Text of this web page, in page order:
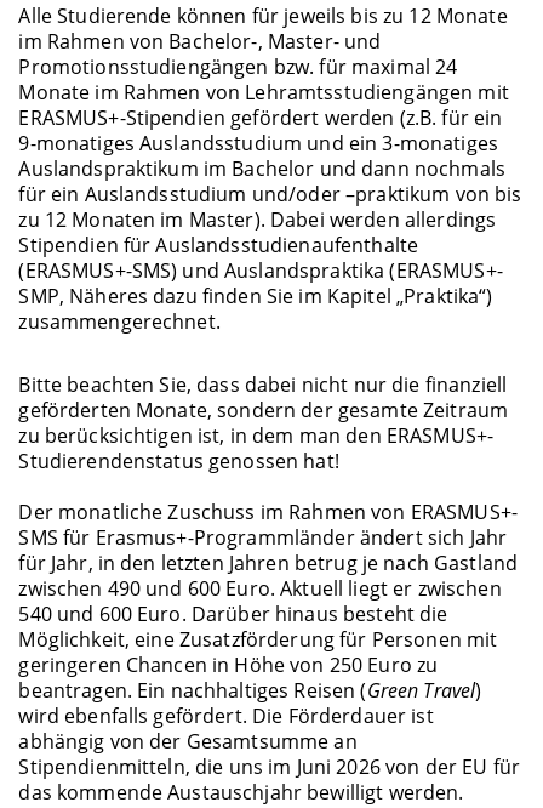
Alle Studierende können für jeweils bis zu 12 Monate
im Rahmen von Bachelor-, Master- und
Promotionsstudiengängen bzw. für maximal 24
Monate im Rahmen von Lehramtsstudiengängen mit
ERASMUS+-Stipendien gefördert werden (z.B. für ein
9-monatiges Auslandsstudium und ein 3-monatiges
Auslandspraktikum im Bachelor und dann nochmals
für ein Auslandsstudium und/oder –praktikum von bis
zu 12 Monaten im Master). Dabei werden allerdings
Stipendien für Auslandsstudienaufenthalte
(ERASMUS+-SMS) und Auslandspraktika (ERASMUS+-
SMP, Näheres dazu finden Sie im Kapitel „Praktika“)
zusammengerechnet.
Bitte beachten Sie, dass dabei nicht nur die finanziell
geförderten Monate, sondern der gesamte Zeitraum
zu berücksichtigen ist, in dem man den ERASMUS+-
Studierendenstatus genossen hat!
Der monatliche Zuschuss im Rahmen von ERASMUS+-
SMS für Erasmus+-Programmländer ändert sich Jahr
für Jahr, in den letzten Jahren betrug je nach Gastland
zwischen 490 und 600 Euro. Aktuell liegt er zwischen
540 und 600 Euro. Darüber hinaus besteht die
Möglichkeit, eine Zusatzförderung für Personen mit
geringeren Chancen in Höhe von 250 Euro zu
beantragen. Ein nachhaltiges Reisen (Green Travel)
wird ebenfalls gefördert. Die Förderdauer ist
abhängig von der Gesamtsumme an
Stipendienmitteln, die uns im Juni 2026 von der EU für
das kommende Austauschjahr bewilligt werden.